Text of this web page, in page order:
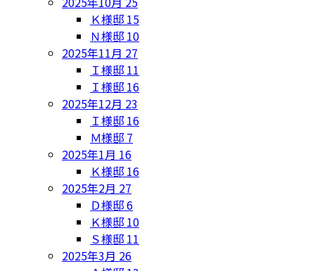
Ｋ様邸 15
Ｎ様邸 10
2025年11月 27
Ｉ様邸 11
Ｉ様邸 16
2025年12月 23
Ｉ様邸 16
Ｍ様邸 7
2025年1月 16
Ｋ様邸 16
2025年2月 27
Ｄ様邸6
Ｋ様邸 10
Ｓ様邸 11
2025年3月 26